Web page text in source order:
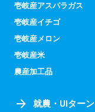
壱岐産アスパラガス
壱岐産イチゴ
壱岐産メロン
壱岐産米
農産加工品
就農・UIターン